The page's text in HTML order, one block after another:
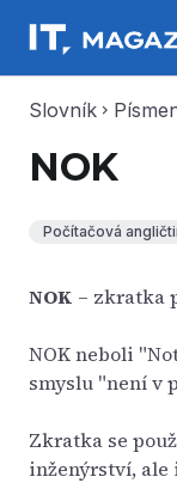
Slovník chevron_right
NOK
Počítačová
NOK – zkratka
NOK neboli
smyslu "není v
Zkratka se
inženýrství,